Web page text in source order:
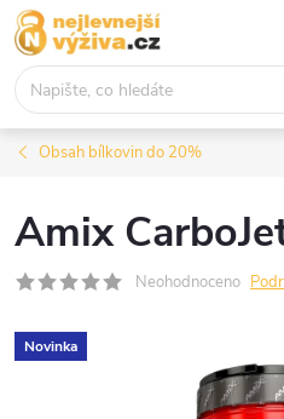
Přejít
na
obsah
Obsah bílkovin do 20%
Amix
Neohodnoceno
Novinka